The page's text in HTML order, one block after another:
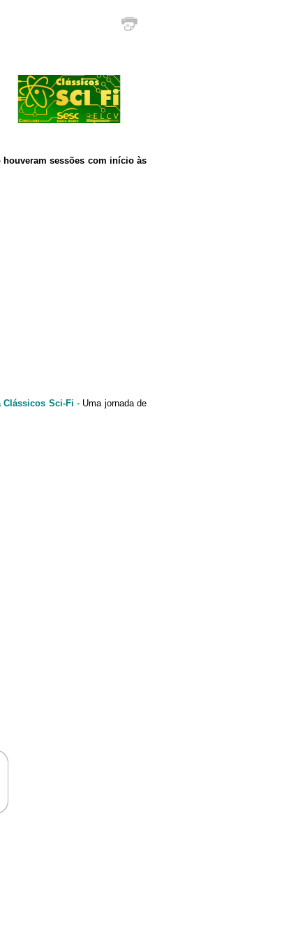
houveram sessões com início às
Clássicos Sci-Fi - Uma jornada de